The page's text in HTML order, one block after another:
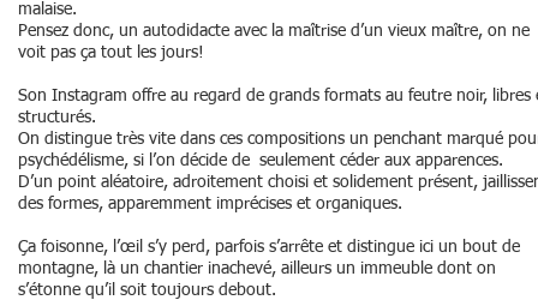
malaise.
Pensez donc, un autodidacte avec la maîtrise d’un vieux maître, on ne
voit pas ça tout les jours!
Son Instagram offre au regard de grands formats au feutre noir, libres
structurés.
On distingue très vite dans ces compositions un penchant marqué
psychédélisme, si l’on décide de seulement céder aux apparences.
D’un point aléatoire, adroitement choisi et solidement présent,
des formes, apparemment imprécises et organiques.
Ça foisonne, l’œil s’y perd, parfois s’arrête et distingue ici un bout de
montagne, là un chantier inachevé, ailleurs un immeuble dont on
s’étonne qu’il soit toujours debout.